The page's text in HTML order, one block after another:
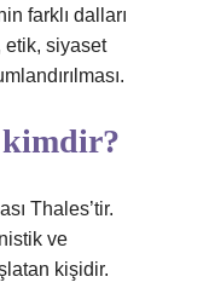
farklı dalları
etik, siyaset
kimdir?
Thales’tir.
ve
kişidir.